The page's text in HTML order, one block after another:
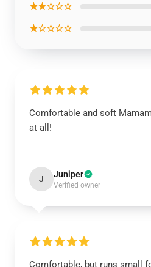
★★☆☆☆
★☆☆☆☆
Comfortable and soft
at all!
J Juniper
Verified owner
Comfortable, but runs small